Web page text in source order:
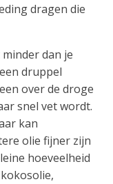
dragen die
dan je
druppel
over de droge
snel vet wordt.
kan
olie fijner zijn
hoeveelheid